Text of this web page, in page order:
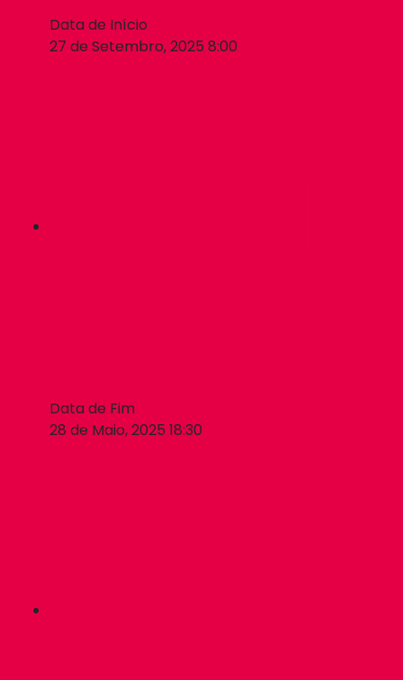
Data de Início
27 de Setembro, 2025 8:00
Data de Fim
28 de Maio, 2025 18:30